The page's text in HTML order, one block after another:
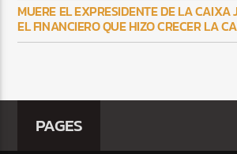
MUERE EL EXPRESIDENTE DE LA CAIXA
EL FINANCIERO QUE HIZO CRECER LA
PAGES